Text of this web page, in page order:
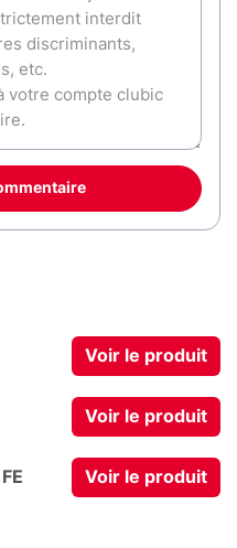
Voir le produit
Voir le produit
Voir le produit